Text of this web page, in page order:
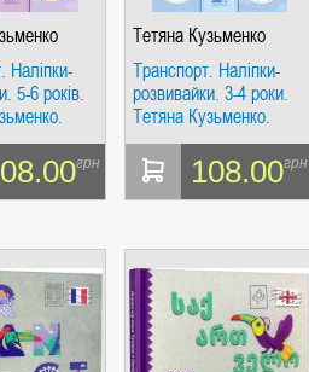
Наліпки-
5-6 років.
грн
Тетяна Кузьменко
Транспорт. Наліпки-
розвивайки. 3-4 роки.
Тетяна Кузьменко.
Mamino
108.00грн